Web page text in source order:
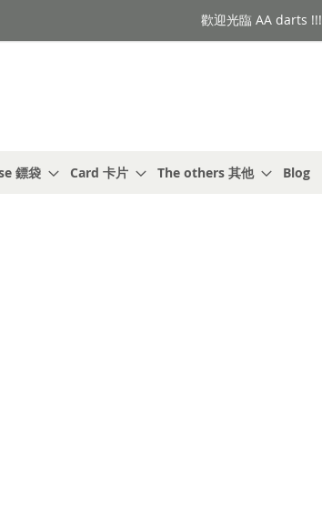
歡迎光臨 AA darts !!!
鏢袋 Card 卡片 The others 其他 Blog